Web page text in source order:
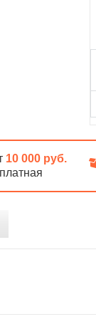
10 000 руб.